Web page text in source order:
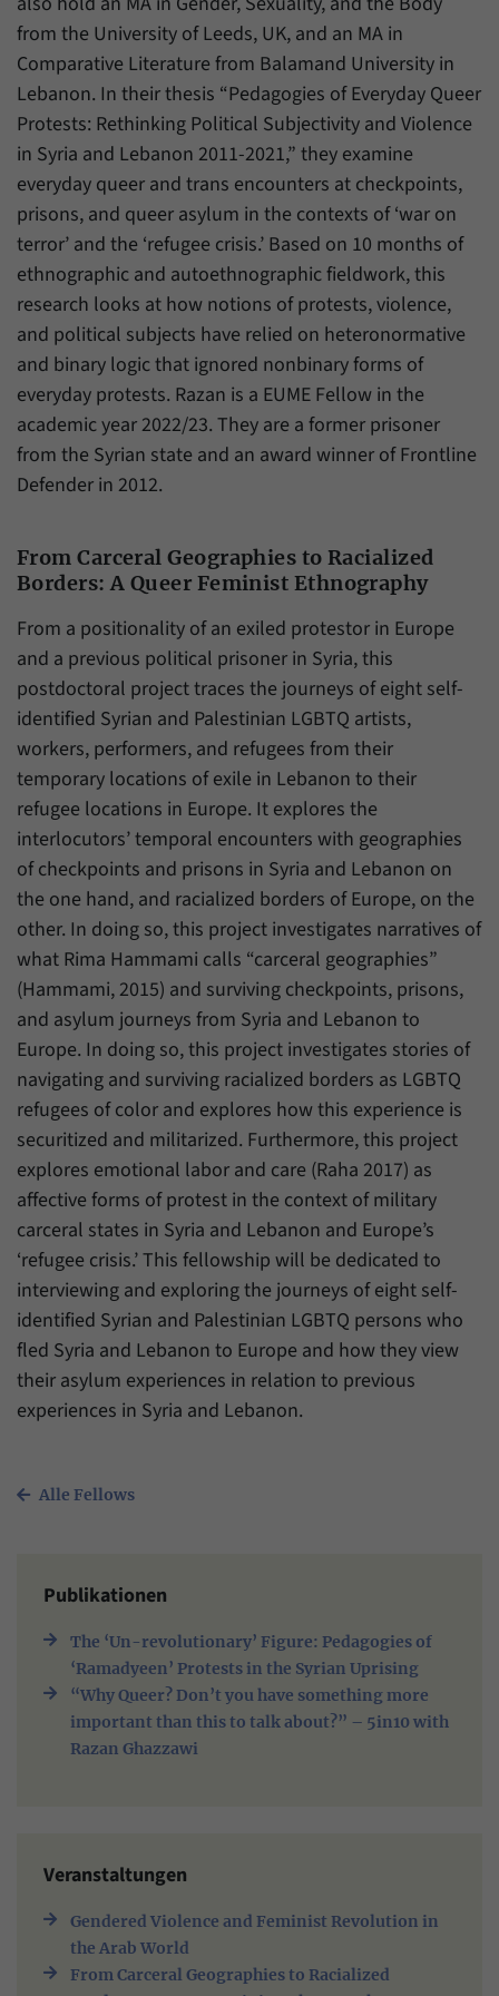
from the University of Leeds, UK, and an MA in
Comparative Literature from Balamand University in
Lebanon. In their thesis “Pedagogies of Everyday Queer
Protests: Rethinking Political Subjectivity and Violence
in Syria and Lebanon 2011-2021,” they examine
everyday queer and trans encounters at checkpoints,
prisons, and queer asylum in the contexts of ‘war on
terror’ and the ‘refugee crisis.’ Based on 10 months of
ethnographic and autoethnographic fieldwork, this
research looks at how notions of protests, violence,
and political subjects have relied on heteronormative
and binary logic that ignored nonbinary forms of
everyday protests. Razan is a EUME Fellow in the
academic year 2022/23. They are a former prisoner
from the Syrian state and an award winner of Frontline
Defender in 2012.
From Carceral Geographies to Racialized
Borders: A Queer Feminist Ethnography
From a positionality of an exiled protestor in Europe
and a previous political prisoner in Syria, this
postdoctoral project traces the journeys of eight self-
identified Syrian and Palestinian LGBTQ artists,
workers, performers, and refugees from their
temporary locations of exile in Lebanon to their
refugee locations in Europe. It explores the
interlocutors’ temporal encounters with geographies
of checkpoints and prisons in Syria and Lebanon on
the one hand, and racialized borders of Europe, on the
other. In doing so, this project investigates narratives of
what Rima Hammami calls “carceral geographies”
(Hammami, 2015) and surviving checkpoints, prisons,
and asylum journeys from Syria and Lebanon to
Europe. In doing so, this project investigates stories of
navigating and surviving racialized borders as LGBTQ
refugees of color and explores how this experience is
securitized and militarized. Furthermore, this project
explores emotional labor and care (Raha 2017) as
affective forms of protest in the context of military
carceral states in Syria and Lebanon and Europe’s
‘refugee crisis.’ This fellowship will be dedicated to
interviewing and exploring the journeys of eight self-
identified Syrian and Palestinian LGBTQ persons who
fled Syria and Lebanon to Europe and how they view
their asylum experiences in relation to previous
experiences in Syria and Lebanon.
Alle Fellows
Publikationen
The ‘Un-revolutionary’ Figure: Pedagogies of
‘Ramadyeen’ Protests in the Syrian Uprising
“Why Queer? Don’t you have something more
important than this to talk about?” – 5in10 with
Razan Ghazzawi
Veranstaltungen
Gendered Violence and Feminist Revolution in
the Arab World
From Carceral Geographies to Racialized
Zweck
generierte ID, für die historische Speicherung
Ihrer vorgenommen Einstellungen, falls der
Webseiten-Betreiber dies eingestellt hat.
Name _pk_ref
Anbieter Matomo
6 Monate
Zweck
Mit diesem Cookie können wir speichern, von
welcher Internetseite oder Suchmaschine
Besucher durch eine Verlinkung auf unsere
Internetseite weitergeleitet wurden.
Name _pk_ses
Anbieter Matomo
Laufzeit 30 Minuten
Mit diesem Cookie können wir für kurze Zeit
speichern.